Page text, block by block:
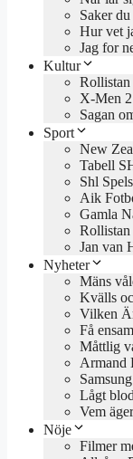
Saker
Hur vet
Jag for
Kultur
Rollistan
X-Men 2
Sagan
Sport
New
Tabell
Shl
Aik
Gamla
Rollistan
Jan van
Nyheter
Mäns
Kvälls
Vilken
Få
Måttlig
Armand
Lågt
Vem
Nöje
Filmer